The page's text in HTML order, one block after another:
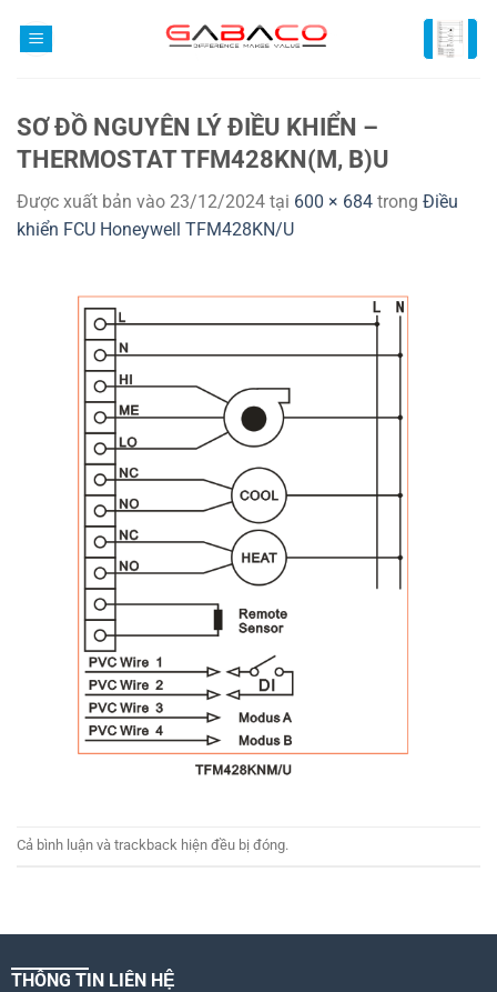
SƠ ĐỒ NGUYÊN LÝ ĐIỀU KHIỂN –
THERMOSTAT TFM428KN(M, B)U
Được xuất bản vào 23/12/2024 tại 600 × 684 trong Điều
khiển FCU Honeywell TFM428KN/U
Cả bình luận và trackback hiện đều bị đóng.
THÔNG TIN LIÊN HỆ